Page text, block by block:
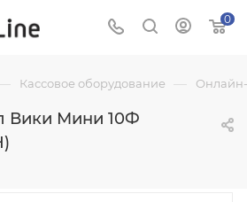
0
Кассовое оборудование —
Вики Мини 10Ф